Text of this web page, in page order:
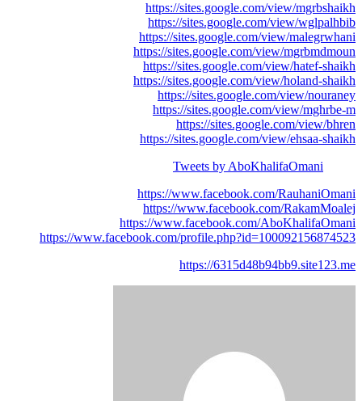
https://sites.google.com/view/mgrbshaikh
https://sites.google.com/view/wglpalhbib
https://sites.google.com/view/malegrwhani
https://sites.google.com/view/mgrbmdmoun
https://sites.google.com/view/hatef-shaikh
https://sites.google.com/view/holand-shaikh
https://sites.google.com/view/nouraney
https://sites.google.com/view/mghrbe-m
https://sites.google.com/view/bhren
https://sites.google.com/view/ehsaa-shaikh
Tweets by AboKhalifaOmani
https://www.facebook.com/RauhaniOmani
https://www.facebook.com/RakamMoalej
https://www.facebook.com/AboKhalifaOmani
https://www.facebook.com/profile.php?id=100092156874523
https://6315d48b94bb9.site123.me